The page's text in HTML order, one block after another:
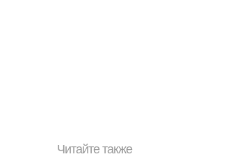
Читайте также